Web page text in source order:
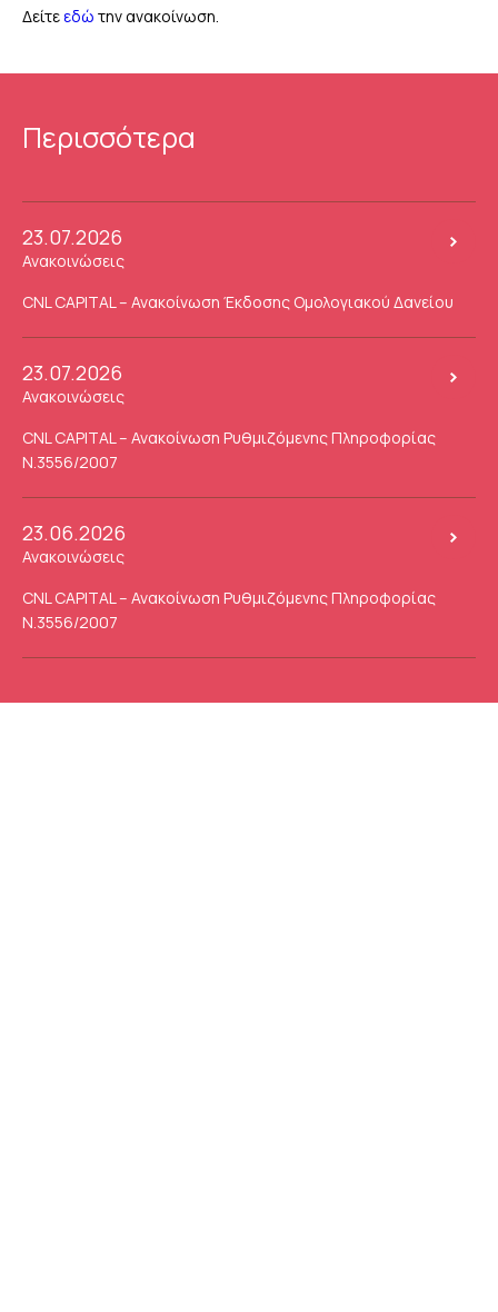
Δείτεεδώ την ανακοίνωση.
Περισσότερα
23.07.2026
Ανακοινώσεις
CNL CAPITAL – Ανακοίνωση Έκδοσης Ομολογιακού Δανείου
23.07.2026
Ανακοινώσεις
CNL CAPITAL – Ανακοίνωση Ρυθμιζόμενης Πληροφορίας
Ν.3556/2007
23.06.2026
Ανακοινώσεις
CNL CAPITAL – Ανακοίνωση Ρυθμιζόμενης Πληροφορίας
Ν.3556/2007